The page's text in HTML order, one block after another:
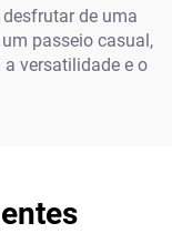
de uma
passeio casual,
versatilidade e o